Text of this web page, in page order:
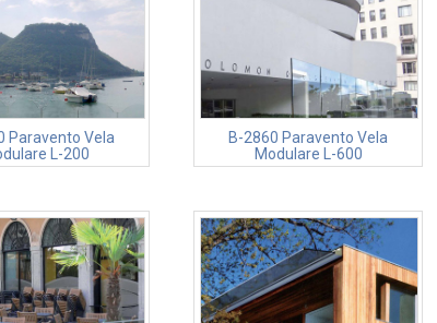
Paravento Vela
L-200
B-2860 Paravento Vela
Modulare L-600